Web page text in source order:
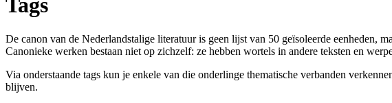
Tags
De canon van de Nederlandstalige literatuur is geen lijst van 50 geïsoleerde eenheden,
Canonieke werken bestaan niet op zichzelf: ze hebben wortels in andere teksten en
Via onderstaande tags kun je enkele van die onderlinge thematische verbanden
blijven.